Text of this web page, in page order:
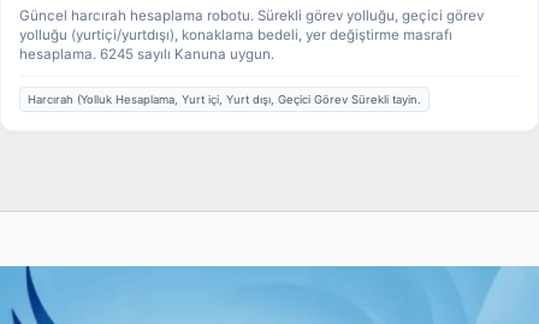
Güncel harcırah hesaplama robotu. Sürekli görev yolluğu, geçici görev
yolluğu (yurtiçi/yurtdışı), konaklama bedeli, yer değiştirme masrafı
hesaplama. 6245 sayılı Kanuna uygun.
Harcırah (Yolluk Hesaplama, Yurt içi, Yurt dışı, Geçici Görev Sürekli tayin.